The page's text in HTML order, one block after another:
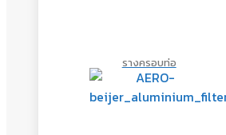
รางครอบท่อ